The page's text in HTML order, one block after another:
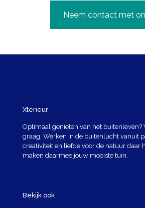
Neem contact met
Xterieur
Optimaal genieten van het buitenleven?
graag. Werken in de buitenlucht vanuit
creativiteit en liefde voor de natuur daar
maken daarmee jouw mooiste tuin.
Bekijk ook